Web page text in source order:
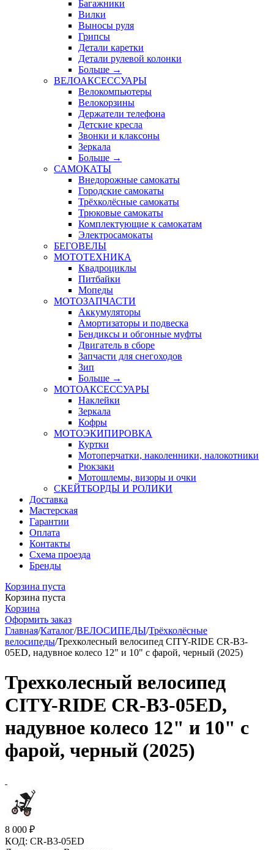
Багажники
Вилки
Выносы руля
Грипсы
Детали каретки
Детали рулевой колонки
Больше →
ВЕЛОАКСЕССУАРЫ
Велокомпьютеры
Велокорзины
Держатели телефона
Детские кресла
Звонки и клаксоны
Зеркала
Больше →
САМОКАТЫ
Внедорожные самокаты
Городские самокаты
Трёхколёсные самокаты
Трюковые самокаты
Комплектующие к самокатам
Электросамокаты
БЕГОВЕЛЫ
МОТОТЕХНИКА
Квадроциклы
Питбайки
Мопеды
МОТОЗАПЧАСТИ
Аккумуляторы
Амортизаторы и подвеска
Бендиксы и обгонные муфты
Двигатель в сборе
Запчасти для снегоходов
Зип
Больше →
МОТОАКСЕССУАРЫ
Наклейки
Зеркала
Кофры
МОТОЭКИПИРОВКА
Куртки
Мотоперчатки, наколенники, налокотники
Рюкзаки
Мотошлемы, визоры и очки
СКЕЙТБОРДЫ И РОЛИКИ
Доставка
Мастерская
Гарантии
Оплата
Контакты
Схема проезда
Бренды
Корзина пуста
Корзина пуста
Корзина
Оформить заказ
Главная/Каталог/ВЕЛОСИПЕДЫ/Трёхколёсные
велосипеды/Трехколесный велосипед CITY-RIDE CR-B3-
05ED, надувное колесо 12" и 10" с фарой, черный (2025)
Трехколесный велосипед
CITY-RIDE CR-B3-05ED,
надувное колесо 12" и 10" с
фарой, черный (2025)
8 000 ₽
КОД: CR-B3-05ED